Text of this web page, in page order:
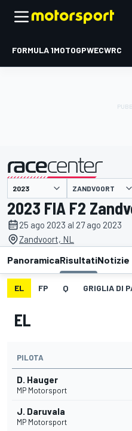
FORMULA 1MOTOGPWECWRC
presentato da ZANDVOORT
2023 FIA F2
25 ago 2023 al 27 ago 2023
Zandvoort, NL
PanoramicaRisultatiNotizie
EL FP Q GRIGLIA DI
EL
PILOTA
D. Hauger
MP Motorsport
J. Daruvala
MP Motorsport